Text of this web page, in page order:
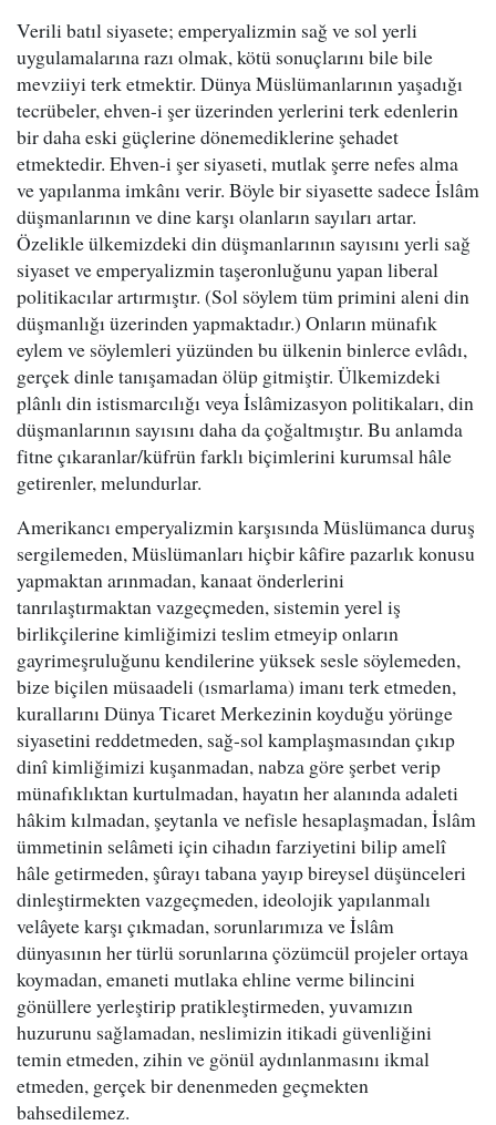
Verili batıl siyasete; emperyalizmin sağ ve sol yerli
uygulamalarına razı olmak, kötü sonuçlarını bile bile
mevziiyi terk etmektir. Dünya Müslümanlarının yaşadığı
tecrübeler, ehven-i şer üzerinden yerlerini terk edenlerin
bir daha eski güçlerine dönemediklerine şehadet
etmektedir. Ehven-i şer siyaseti, mutlak şerre nefes alma
ve yapılanma imkânı verir. Böyle bir siyasette sadece İslâm
düşmanlarının ve dine karşı olanların sayıları artar.
Özelikle ülkemizdeki din düşmanlarının sayısını yerli sağ
siyaset ve emperyalizmin taşeronluğunu yapan liberal
politikacılar artırmıştır. (Sol söylem tüm primini aleni din
düşmanlığı üzerinden yapmaktadır.) Onların münafık
eylem ve söylemleri yüzünden bu ülkenin binlerce evlâdı,
gerçek dinle tanışamadan ölüp gitmiştir. Ülkemizdeki
plânlı din istismarcılığı veya İslâmizasyon politikaları, din
düşmanlarının sayısını daha da çoğaltmıştır. Bu anlamda
fitne çıkaranlar/küfrün farklı biçimlerini kurumsal hâle
getirenler, melundurlar.
Amerikancı emperyalizmin karşısında Müslümanca duruş
sergilemeden, Müslümanları hiçbir kâfire pazarlık konusu
yapmaktan arınmadan, kanaat önderlerini
tanrılaştırmaktan vazgeçmeden, sistemin yerel iş
birlikçilerine kimliğimizi teslim etmeyip onların
gayrimeşruluğunu kendilerine yüksek sesle söylemeden,
bize biçilen müsaadeli (ısmarlama) imanı terk etmeden,
kurallarını Dünya Ticaret Merkezinin koyduğu yörünge
siyasetini reddetmeden, sağ-sol kamplaşmasından çıkıp
dinî kimliğimizi kuşanmadan, nabza göre şerbet verip
münafıklıktan kurtulmadan, hayatın her alanında adaleti
hâkim kılmadan, şeytanla ve nefisle hesaplaşmadan, İslâm
ümmetinin selâmeti için cihadın farziyetini bilip amelî
hâle getirmeden, şûrayı tabana yayıp bireysel düşünceleri
dinleştirmekten vazgeçmeden, ideolojik yapılanmalı
velâyete karşı çıkmadan, sorunlarımıza ve İslâm
dünyasının her türlü sorunlarına çözümcül projeler ortaya
koymadan, emaneti mutlaka ehline verme bilincini
gönüllere yerleştirip pratikleştirmeden, yuvamızın
huzurunu sağlamadan, neslimizin itikadi güvenliğini
temin etmeden, zihin ve gönül aydınlanmasını ikmal
etmeden, gerçek bir denenmeden geçmekten
bahsedilemez.